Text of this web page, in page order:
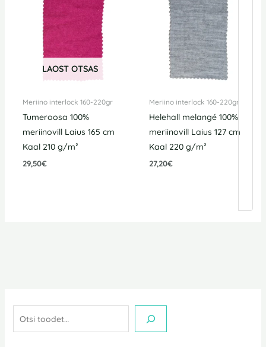
LAOST OTSAS
Meriino interlock 160-220gr
Tumeroosa 100%
meriinovill Laius 165 cm
Kaal 210 g/m²
29,50€
Meriino interlock 160-220gr
Helehall melangé 100%
meriinovill Laius 127 cm
Kaal 220 g/m²
27,20€